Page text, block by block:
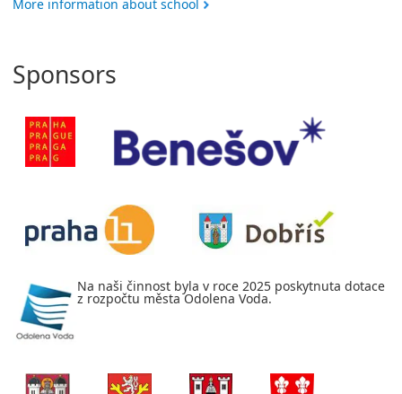
More information about school
Sponsors
Na naši činnost byla v roce 2025 poskytnuta dotace
z rozpočtu města Odolena Voda.